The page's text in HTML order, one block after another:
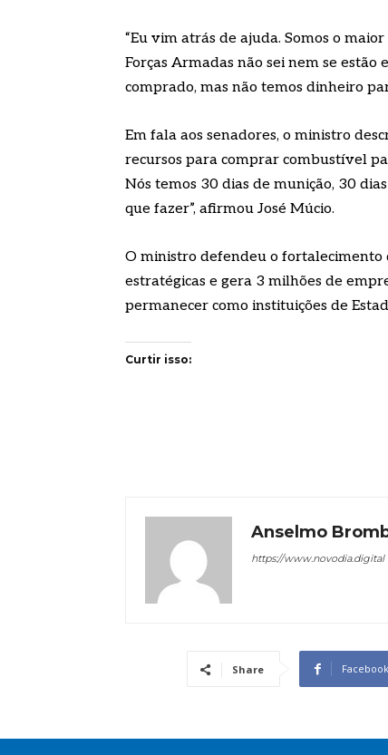
“Eu vim atrás de ajuda. Somos o
Forças Armadas não sei nem se
comprado, mas não temos dinheiro
Em fala aos senadores, o ministro
recursos para comprar combustível
Nós temos 30 dias de munição, 30
que fazer”, afirmou José Múcio.
O ministro defendeu o fortalecimento
estratégicas e gera 3 milhões de
permanecer como instituições de
Curtir isso:
Anselmo
https://www.novodia.digital
Share Facebook